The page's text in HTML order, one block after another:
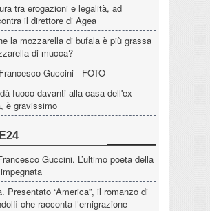
tra erogazioni e legalità, ad
il direttore di Agea
la mozzarella di bufala è più grassa
di mucca?
Guccini - FOTO
fuoco davanti alla casa dell'ex
è gravissimo
Guccini. L’ultimo poeta della
Presentato “America”, il romanzo di
che racconta l’emigrazione